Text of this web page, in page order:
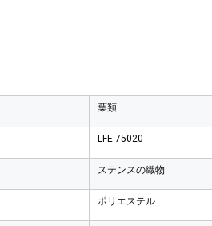
葉類
LFE-75020
ステンスの織物
ポリエステル